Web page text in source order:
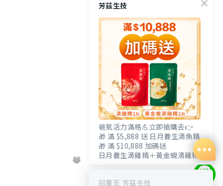
芳茲生技
爸氣活力滿格💪立即搶購去👉
🎁 滿 $5,888 送 日月養生滴魚精
🎁 滿 $10,888 加碼送
日月養生滴雞精＋黃金蜆滴雞精
回覆至 芳茲生技